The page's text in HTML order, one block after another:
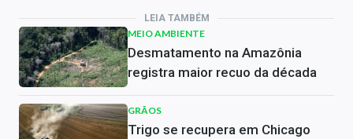
LEIA TAMBÉM
MEIO AMBIENTE
Desmatamento na Amazônia
registra maior recuo da década
GRÃOS
Trigo se recupera em Chicago